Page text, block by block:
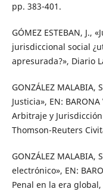
pp. 383-401.
GÓMEZ ESTEBAN, J.,
jurisdiccional social
apresurada?», Diario
GONZÁLEZ MALABIA,
Justicia», EN:
Arbitraje y
Thomson-Reuters
GONZÁLEZ
electrónico», EN:
Penal en la era